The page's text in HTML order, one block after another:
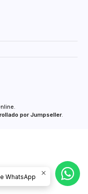
por Jumpseller.
WhatsApp